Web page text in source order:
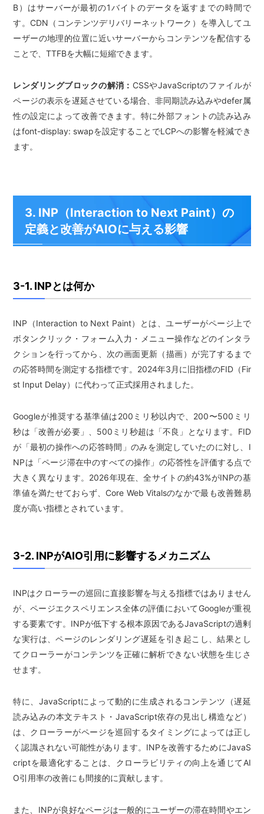
B）はサーバーが最初の1バイトのデータを返すまでの時間で
す。CDN（コンテンツデリバリーネットワーク）を導入してユ
ーザーの地理的位置に近いサーバーからコンテンツを配信する
ことで、TTFBを大幅に短縮できます。
レンダリングブロックの解消： CSSやJavaScriptのファイルが
ページの表示を遅延させている場合、非同期読み込みやdefer属
性の設定によって改善できます。特に外部フォントの読み込み
はfont-display: swapを設定することでLCPへの影響を軽減でき
ます。
3. INP（Interaction to Next Paint）の
定義と改善がAIOに与える影響
3-1. INPとは何か
INP（Interaction to Next Paint）とは、ユーザーがページ上で
ボタンクリック・フォーム入力・メニュー操作などのインタラ
クションを行ってから、次の画面更新（描画）が完了するまで
の応答時間を測定する指標です。2024年3月に旧指標のFID（Fir
st Input Delay）に代わって正式採用されました。
Googleが推奨する基準値は200ミリ秒以内で、200〜500ミリ
秒は「改善が必要」、500ミリ秒超は「不良」となります。FID
が「最初の操作への応答時間」のみを測定していたのに対し、I
NPは「ページ滞在中のすべての操作」の応答性を評価する点で
大きく異なります。2026年現在、全サイトの約43%がINPの基
準値を満たせておらず、Core Web Vitalsのなかで最も改善難易
度が高い指標とされています。
3-2. INPがAIO引用に影響するメカニズム
INPはクローラーの巡回に直接影響を与える指標ではありません
が、ページエクスペリエンス全体の評価においてGoogleが重視
する要素です。INPが低下する根本原因であるJavaScriptの過剰
な実行は、ページのレンダリング遅延を引き起こし、結果とし
てクローラーがコンテンツを正確に解析できない状態を生じさ
せます。
特に、JavaScriptによって動的に生成されるコンテンツ（遅延
読み込みの本文テキスト・JavaScript依存の見出し構造など）
は、クローラーがページを巡回するタイミングによっては正し
く認識されない可能性があります。INPを改善するためにJavaS
criptを最適化することは、クローラビリティの向上を通じてAI
O引用率の改善にも間接的に貢献します。
また、INPが良好なページは一般的にユーザーの滞在時間やエン